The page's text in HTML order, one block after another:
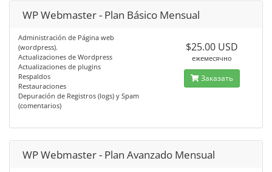
WP Webmaster - Plan Básico Mensual
Administración de Página web
(wordpress).
Actualizaciones de Wordpress
Actualizaciones de plugins
Respaldos
Restauraciones
Depuración de Registros (logs) y Spam
(comentarios)
$25.00 USD
ежемесячно
Заказать
WP Webmaster - Plan Avanzado Mensual